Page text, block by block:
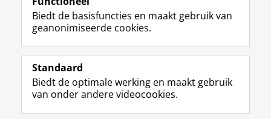
Volg de RUG
F
a
e
b
L
i
k
e
R
S
-
f
I
n
t
Y
o
T
Studiekiezers
Biedt de basisfuncties en maakt gebruik van
geanonimiseerde cookies.
Standaard
Biedt de optimale werking en maakt gebruik
van onder andere videocookies.